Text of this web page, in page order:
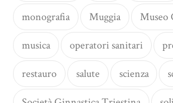
monografia Muggia Museo
musica operatori sanitari
restauro salute scienza